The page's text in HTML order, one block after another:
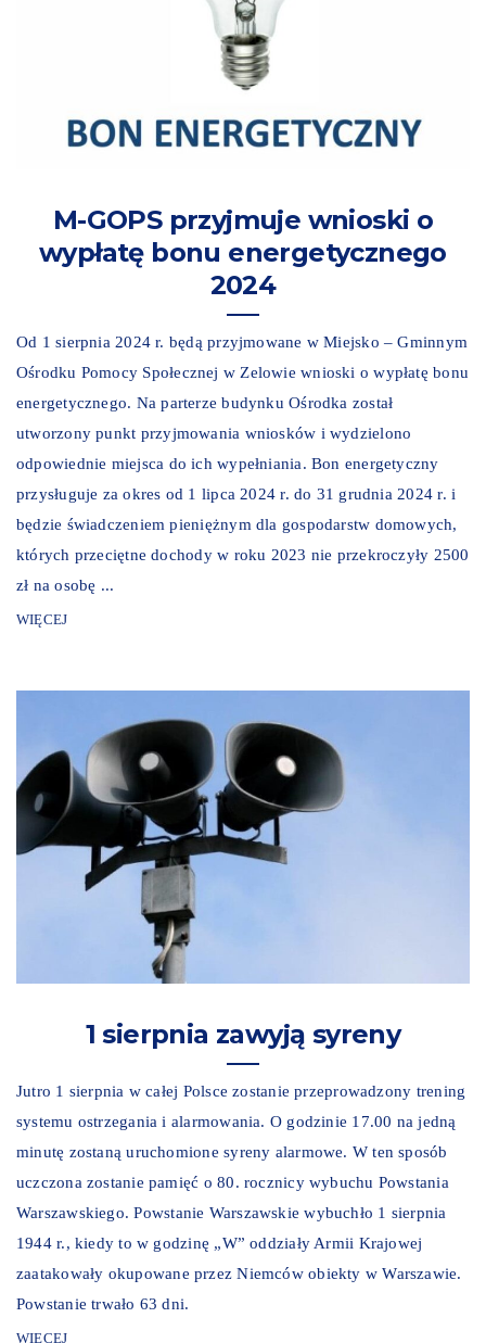
M-GOPS przyjmuje wnioski o
wypłatę bonu energetycznego
2024
Od 1 sierpnia 2024 r. będą przyjmowane w Miejsko – Gminnym
Ośrodku Pomocy Społecznej w Zelowie wnioski o wypłatę bonu
energetycznego. Na parterze budynku Ośrodka został
utworzony punkt przyjmowania wniosków i wydzielono
odpowiednie miejsca do ich wypełniania. Bon energetyczny
przysługuje za okres od 1 lipca 2024 r. do 31 grudnia 2024 r. i
będzie świadczeniem pieniężnym dla gospodarstw domowych,
których przeciętne dochody w roku 2023 nie przekroczyły 2500
zł na osobę ...
WIĘCEJ
1 sierpnia zawyją syreny
Jutro 1 sierpnia w całej Polsce zostanie przeprowadzony trening
systemu ostrzegania i alarmowania. O godzinie 17.00 na jedną
minutę zostaną uruchomione syreny alarmowe. W ten sposób
uczczona zostanie pamięć o 80. rocznicy wybuchu Powstania
Warszawskiego. Powstanie Warszawskie wybuchło 1 sierpnia
1944 r., kiedy to w godzinę „W” oddziały Armii Krajowej
zaatakowały okupowane przez Niemców obiekty w Warszawie.
Powstanie trwało 63 dni.
WIĘCEJ